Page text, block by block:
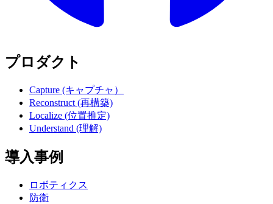
プロダクト
Capture (キャプチャ）
Reconstruct (再構築)
Localize (位置推定)
Understand (理解)
導入事例
ロボティクス
防衛